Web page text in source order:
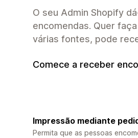
O seu Admin Shopify
encomendas. Quer
várias fontes, pode
Comece a receber
Impressão mediante
Permita que as pessoas